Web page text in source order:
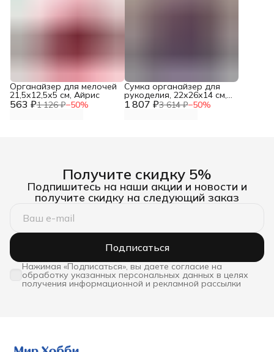
563 ₽1 126 ₽−50%
Органайзер для мелочей
21,5х12,5х5 см, Айрис
1 807 ₽3 614 ₽−50%
Сумка органайзер для
рукоделия, 22х26х14 см,
Hobby&Pro
Получите скидку 5%
Подпишитесь на наши акции и новости и
получите скидку на следующий заказ
Подписаться
Нажимая «Подписаться», вы даете согласие на
обработку указанных персональных данных в целях
получения информационной и рекламной рассылки